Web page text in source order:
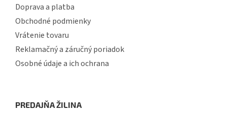
Doprava a platba
Obchodné podmienky
Vrátenie tovaru
Reklamačný a záručný poriadok
Osobné údaje a ich ochrana
PREDAJŇA ŽILINA